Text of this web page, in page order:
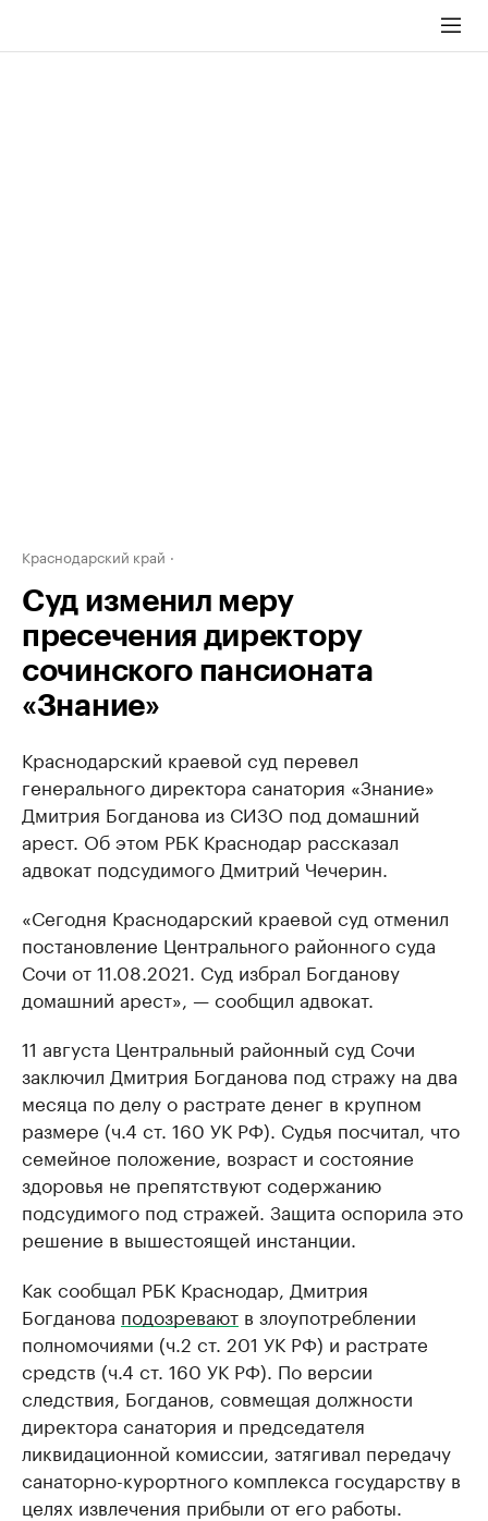
Краснодарский край
Суд изменил меру
пресечения директору
сочинского пансионата
«Знание»
Краснодарский краевой суд перевел
генерального директора санатория «Знание»
Дмитрия Богданова из СИЗО под домашний
арест. Об этом РБК Краснодар рассказал
адвокат подсудимого Дмитрий Чечерин.
«Сегодня Краснодарский краевой суд отменил
постановление Центрального районного суда
Сочи от 11.08.2021. Суд избрал Богданову
домашний арест», — сообщил адвокат.
11 августа Центральный районный суд Сочи
заключил Дмитрия Богданова под стражу на два
месяца по делу о растрате денег в крупном
размере (ч.4 ст. 160 УК РФ). Судья посчитал, что
семейное положение, возраст и состояние
здоровья не препятствуют содержанию
подсудимого под стражей. Защита оспорила это
решение в вышестоящей инстанции.
Как сообщал РБК Краснодар, Дмитрия
Богданова подозревают в злоупотреблении
полномочиями (ч.2 ст. 201 УК РФ) и растрате
средств (ч.4 ст. 160 УК РФ). По версии
следствия, Богданов, совмещая должности
директора санатория и председателя
ликвидационной комиссии, затягивал передачу
санаторно-курортного комплекса государству в
целях извлечения прибыли от его работы.